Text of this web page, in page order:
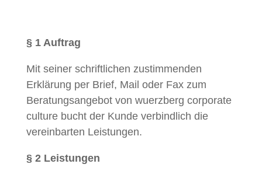
§ 1 Auftrag
Mit seiner schriftlichen zustimmenden
Erklärung per Brief, Mail oder Fax zum
Beratungsangebot von wuerzberg corporate
culture bucht der Kunde verbindlich die
vereinbarten Leistungen.
§ 2 Leistungen